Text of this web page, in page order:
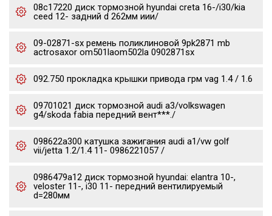
08c17220 диск тормозной hyundai creta 16-/i30/kia
ceed 12- задний d 262мм иии/
09-02871-sx ремень поликлиновой 9pk2871 mb
actrosaxor om501laom502la 0902871sx
092.750 прокладка крышки привода грм vag 1.4 / 1.6
09701021 диск тормозной audi a3/volkswagen
g4/skoda fabia передний вент***./
098622a300 катушка зажигания audi a1/vw golf
vii/jetta 1.2/1.4 11- 0986221057 /
0986479a12 диск тормозной hyundai: elantra 10-,
veloster 11-, i30 11- передний вентилируемый
d=280мм